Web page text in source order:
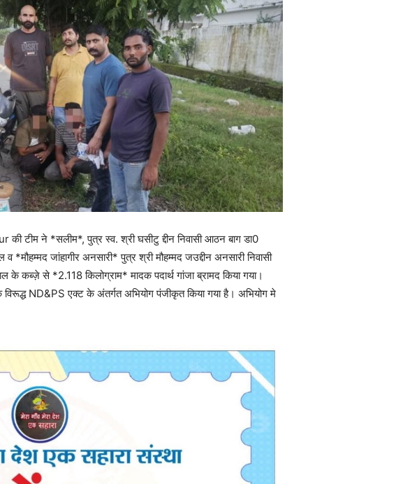
ने *सलीम*, पुत्र स्व. श्री घसीटु द्दीन निवासी आठन बाग डा0
जांहागीर अनसारी* पुत्र श्री मौहम्मद जउद्दीन अनसारी निवासी
के कब्ज़े से *2.118 किलोग्राम* मादक पदार्थ गांजा ब्रामद किया गया।
विरूद्ध ND&PS एक्ट के अंतर्गत अभियोग पंजीकृत किया गया है। अभियोग मे